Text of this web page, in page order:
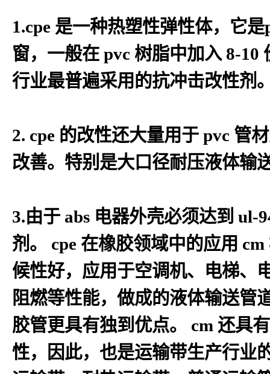
1.cpe 是一种热塑性弹性体，它
窗，一般在 pvc 树脂中加入 8-10
行业最普遍采用的抗冲击改性剂
2. cpe 的改性还大量用于 pvc 管
改善。特别是大口径耐压液体输
3.由于 abs 电器外壳必须达到 ul-
剂。 cpe 在橡胶领域中的应用
候性好，应用于空调机、电梯、
阻燃等性能，做成的液体输送管
胶管更具有独到优点。 cm 还具
性，因此，也是运输带生产行业